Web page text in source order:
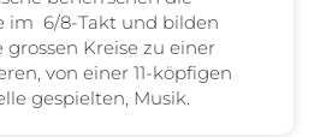
im 6/8-Takt und bilden
grossen Kreise zu einer
von einer 11-köpfigen
gespielten, Musik.